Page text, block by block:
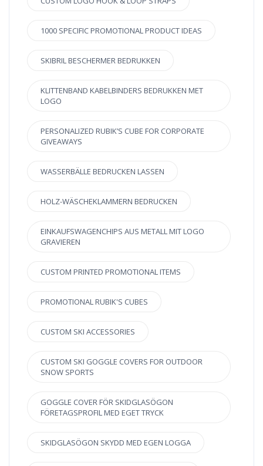
1000 SPECIFIC PROMOTIONAL PRODUCT IDEAS
SKIBRIL BESCHERMER BEDRUKKEN
KLITTENBAND KABELBINDERS BEDRUKKEN MET
LOGO
PERSONALIZED RUBIK’S CUBE FOR CORPORATE
GIVEAWAYS
WASSERBÄLLE BEDRUCKEN LASSEN
HOLZ-WÄSCHEKLAMMERN BEDRUCKEN
EINKAUFSWAGENCHIPS AUS METALL MIT LOGO
GRAVIEREN
CUSTOM PRINTED PROMOTIONAL ITEMS
PROMOTIONAL RUBIK'S CUBES
CUSTOM SKI ACCESSORIES
CUSTOM SKI GOGGLE COVERS FOR OUTDOOR
SNOW SPORTS
GOGGLE COVER FÖR SKIDGLASÖGON
FÖRETAGSPROFIL MED EGET TRYCK
SKIDGLASÖGON SKYDD MED EGEN LOGGA